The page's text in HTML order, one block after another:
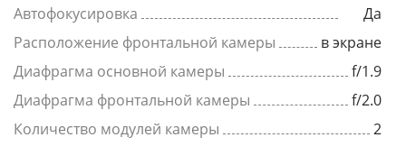
Автофокусировка
Да
Расположение фронтальной камеры
в экране
Диафрагма основной камеры
f/1.9
Диафрагма фронтальной камеры
f/2.0
Количество модулей камеры
2